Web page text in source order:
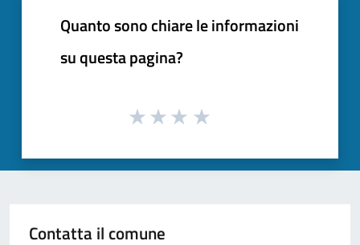
Quanto sono chiare le informazioni
su questa pagina?
Contatta il comune